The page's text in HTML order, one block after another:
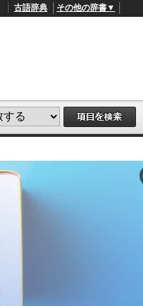
古語辞典 その他の辞書▼